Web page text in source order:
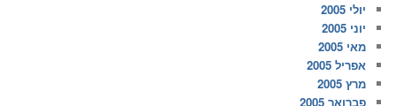
יולי 2005
יוני 2005
מאי 2005
אפריל 2005
מרץ 2005
פברואר 2005